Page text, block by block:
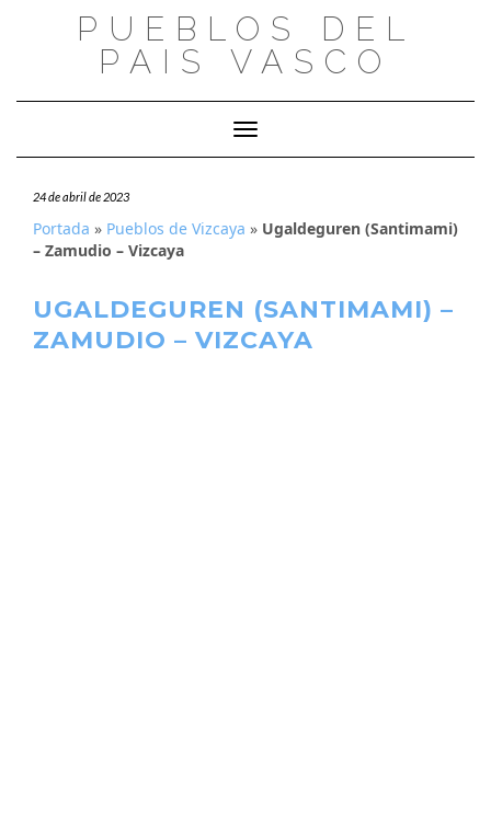
PUEBLOS DEL
PAIS VASCO
Cambiar modo de navegación
24 de abril de 2023
Portada » Pueblos de Vizcaya » Ugaldeguren (Santimami)
– Zamudio – Vizcaya
UGALDEGUREN (SANTIMAMI) –
ZAMUDIO – VIZCAYA